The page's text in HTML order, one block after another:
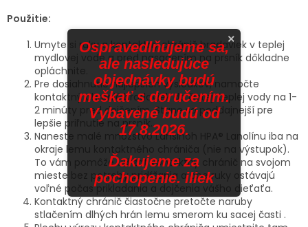
Použitie:
Umyte si ruky a kontaktný chránič bradaviek v teplej
mydlovej vode a pred nasadením na prsník dôkladne
opláchnite.
Pre dosiahnutie najlepších výsledkov, namočte
kontaktný chránič bradaviek do čistej, teplej vody na 1-
2 minúty pred dojčením. Stane sa poddajnejší pre
lepšie priľnutie na prsník.
Naneste malé množstvo Lansinoh HPA® Lanolínu iba na
okraje lemu kontaktného chrániča (nie na výstupok).
To vám pomôže udržať kontaktný chránič na svojom
mieste bez potreby pridŕžania a obe ruky ostávajú
voľné počas prikladania a dojčenia vášho dieťaťa.
Kontaktný chránič čiastočne pretočte naruby
stlačením dlhých hrán lemu smerom ku sacej časti .
×
Ospravedlňujeme sa,
ale nasledujúce
objednávky budú
meškať s doručením.
Vybavené budú od
17.8.2026.
Ďakujeme za
pochopenie. iliek